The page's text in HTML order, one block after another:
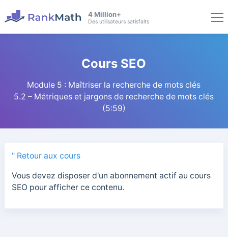
4 Million+
Des utilisateurs satisfaits
Cours SEO
Module 5 : Maîtriser la recherche de mots clés
5.2 – Métriques et jargons de recherche de mots clés
(5:59)
" Retour aux cours
Vous devez disposer d'un abonnement actif au cours
SEO pour afficher ce contenu.